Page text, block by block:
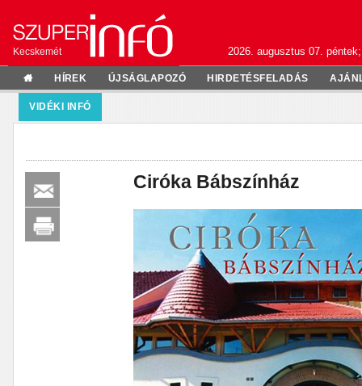
Kecskemét 2026. augusztus 07.
HÍREK ÚJSÁGLAPOZÓ HIRDETÉSFELADÁS
VIDÉKI INFÓ
Ciróka Bábszínház